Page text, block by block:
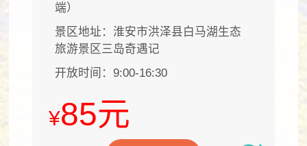
端）
景区地址：淮安市洪泽县白马湖生态
旅游景区三岛奇遇记
开放时间：9:00-16:30
¥85元